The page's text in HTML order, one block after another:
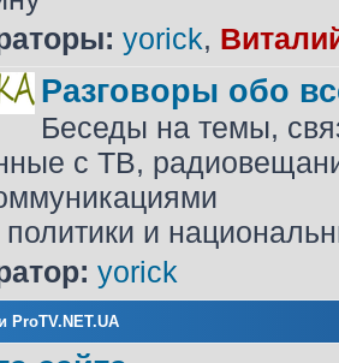
yorick,
Разговоры обо
Беседы на темы,
с ТВ,
и
yorick
ProTV.NET.UA